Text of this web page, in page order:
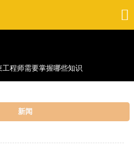

工程师需要掌握哪些知识
新闻